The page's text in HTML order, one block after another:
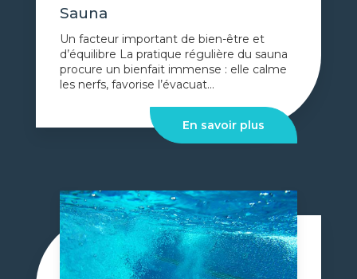
Sauna
Un facteur important de bien-être et
d’équilibre La pratique régulière du sauna
procure un bienfait immense : elle calme
les nerfs, favorise l’évacuat...
En savoir plus